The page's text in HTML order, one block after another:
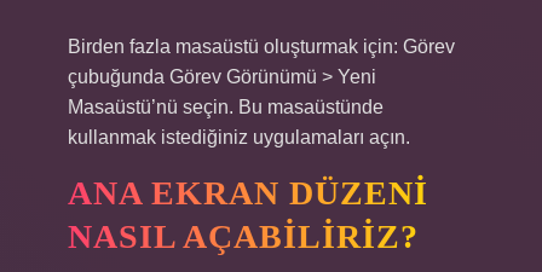
Birden fazla masaüstü oluşturmak için: Görev
çubuğunda Görev Görünümü > Yeni
Masaüstü’nü seçin. Bu masaüstünde
kullanmak istediğiniz uygulamaları açın.
ANA EKRAN DÜZENI
NASIL AÇABILIRIZ?